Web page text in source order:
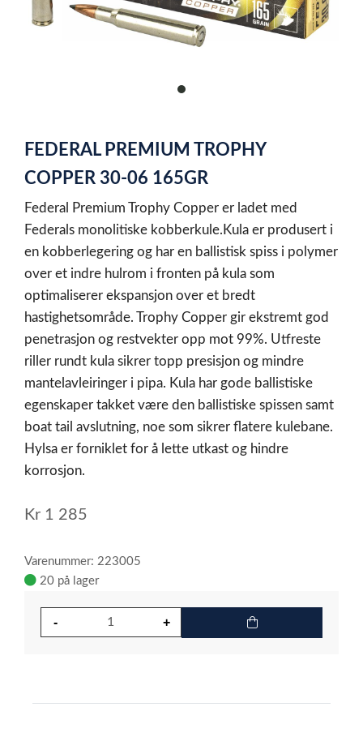
item
of
1
FEDERAL PREMIUM TROPHY
COPPER 30-06 165GR
Federal Premium Trophy Copper er ladet med
Federals monolitiske kobberkule.Kula er produsert i
en kobberlegering og har en ballistisk spiss i polymer
over et indre hulrom i fronten på kula som
optimaliserer ekspansjon over et bredt
hastighetsområde. Trophy Copper gir ekstremt god
penetrasjon og restvekter opp mot 99%. Utfreste
riller rundt kula sikrer topp presisjon og mindre
mantelavleiringer i pipa. Kula har gode ballistiske
egenskaper takket være den ballistiske spissen samt
boat tail avslutning, noe som sikrer flatere kulebane.
Hylsa er forniklet for å lette utkast og hindre
korrosjon.
Kr 1 285
Varenummer: 223005
20 på lager